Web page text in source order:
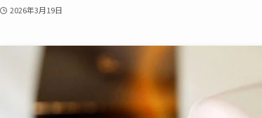
2026年3月19日